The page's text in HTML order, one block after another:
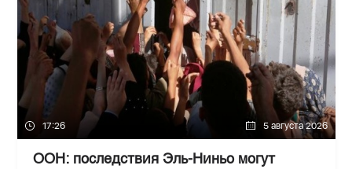
17:26 5 августа 2026
ООН: последствия Эль-Ниньо могут